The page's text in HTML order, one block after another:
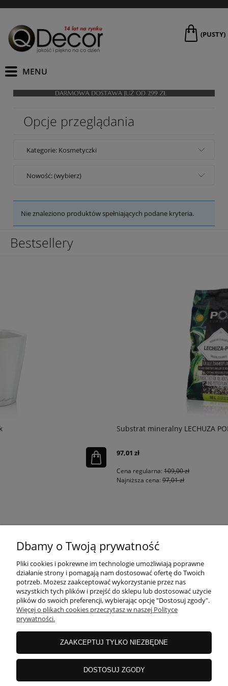
(PUSTY)
Opcje przeglądania
Kategorie: Kosmetyczki
Nowość: (wybierz)
Nie znaleziono produktów spełniających podane kryteria.
Bestsellery
Substrat mineralny LECHUZA PON op. 18 l
MOJE KONTO
PŁATNOŚCI I DOSTAWA
INFORMACJE
INSTRUKCJE
Dbamy o Twoją prywatność
Pliki cookies i pokrewne im technologie umożliwiają poprawne
działanie strony i pomagają nam dostosować ofertę do Twoich
potrzeb. Możesz zaakceptować wykorzystanie przez nas
wszystkich tych plików i przejść do sklepu lub dostosować użycie
plików do swoich preferencji, wybierając opcję "Dostosuj zgody".
Więcej o plikach cookies przeczytasz w naszej Polityce
prywatności.
ZAAKCEPTUJ TYLKO NIEZBĘDNE
DOSTOSUJ ZGODY